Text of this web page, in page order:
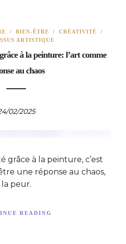
/ BIEN-ÊTRE / CRÉATIVITÉ /
ARTISTIQUE
à la peinture: l’art comme
au chaos
02/2025
grâce à la peinture, c’est
une réponse au chaos,
peur.
READING